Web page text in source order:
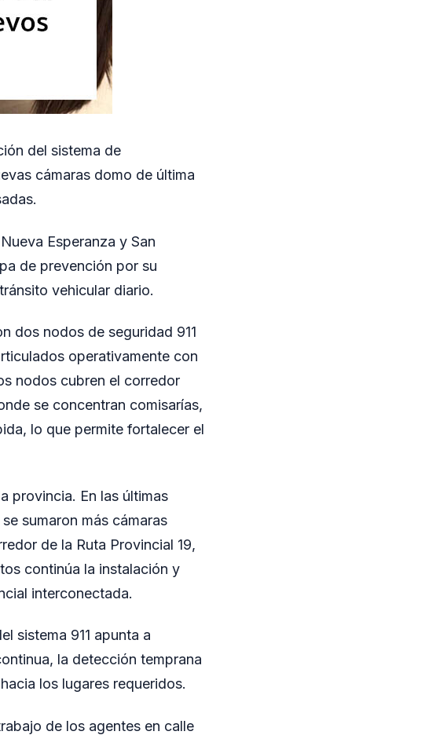
del sistema de
cámaras domo de última
Esperanza y San
de prevención por su
vehicular diario.
dos nodos de seguridad 911
operativamente con
nodos cubren el corredor
se concentran comisarías,
lo que permite fortalecer el
provincia. En las últimas
sumaron más cámaras
de la Ruta Provincial 19,
continúa la instalación y
interconectada.
sistema 911 apunta a
la detección temprana
los lugares requeridos.
de los agentes en calle